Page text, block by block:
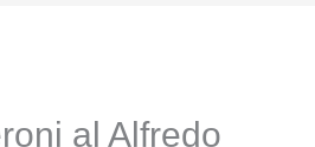
al Alfredo